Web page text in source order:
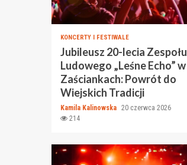
KONCERTY I FESTIWALE
Jubileusz 20-lecia Zespołu
Ludowego „Leśne Echo” w
Zaściankach: Powrót do
Wiejskich Tradicji
Kamila Kalinowska 20 czerwca 2026
214